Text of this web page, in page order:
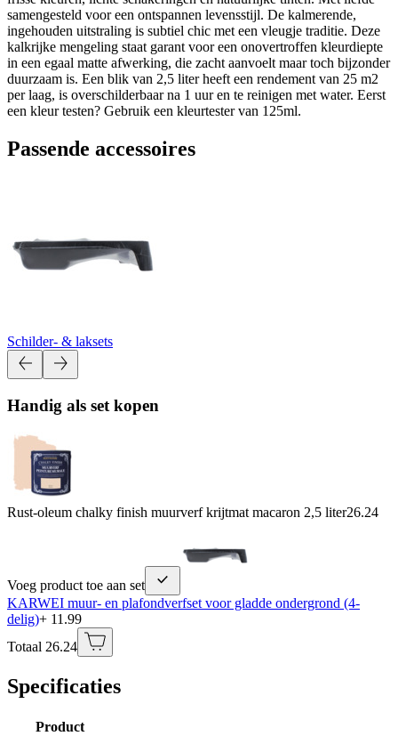
samengesteld voor een ontspannen levensstijl. De kalmerende,
ingehouden uitstraling is subtiel chic met een vleugje traditie. Deze
kalkrijke mengeling staat garant voor een onovertroffen kleurdiepte
in een egaal matte afwerking, die zacht aanvoelt maar toch bijzonder
duurzaam is. Een blik van 2,5 liter heeft een rendement van 25 m2
per laag, is overschilderbaar na 1 uur en te reinigen met water. Eerst
een kleur testen? Gebruik een kleurtester van 125ml.
Passende accessoires
Schilder- & laksets
Handig als set kopen
Rust-oleum chalky finish muurverf krijtmat macaron 2,5 liter26.24
Voeg product toe aan set
KARWEI muur- en plafondverfset voor gladde ondergrond (4-
delig)+ 11.99
Totaal 26.24
Specificaties
Product